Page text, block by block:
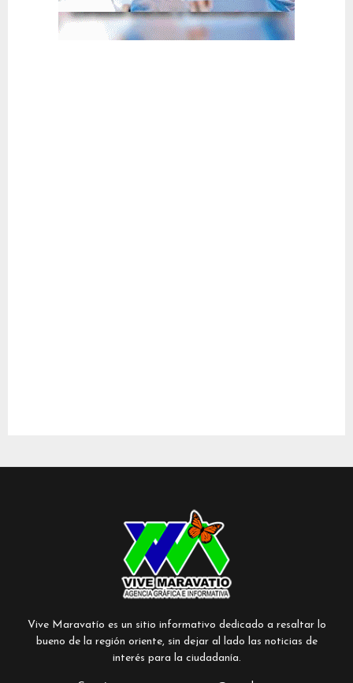
Vive Maravatío es un sitio informativo dedicado a resaltar lo
bueno de la región oriente, sin dejar al lado las noticias de
interés para la ciudadanía.